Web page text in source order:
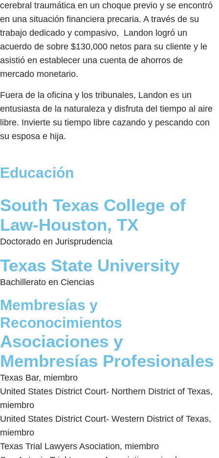
cerebral traumática en un choque previo y se encontró
en una situación financiera precaria. A través de su
trabajo dedicado y compasivo, Landon logró un
acuerdo de sobre $130,000 netos para su cliente y le
asistió en establecer una cuenta de ahorros de
mercado monetario.
Fuera de la oficina y los tribunales, Landon es un
entusiasta de la naturaleza y disfruta del tiempo al aire
libre. Invierte su tiempo libre cazando y pescando con
su esposa e hija.
Educación
South Texas College of
Law-Houston, TX
Doctorado en Jurisprudencia
Texas State University
Bachillerato en Ciencias
Membresías y
Reconocimientos
Asociaciones y
Membresías Profesionales
Texas Bar, miembro
United States District Court- Northern District of Texas,
miembro
United States District Court- Western District of Texas,
miembro
Texas Trial Lawyers Asociation, miembro